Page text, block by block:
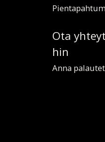
Ota
hin
An­na